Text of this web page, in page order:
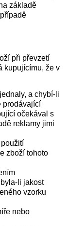
základě
při převzetí
kupujícímu, že v
a chybí-li
prodávající
očekával s
reklamy jimi
zboží tohoto
li jakost
vzorku
nebo